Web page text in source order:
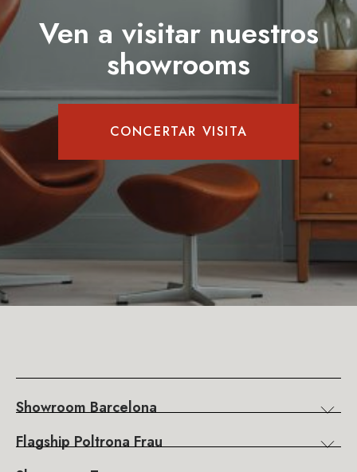
Ven a visitar nuestros
showrooms
CONCERTAR VISITA
Showroom Barcelona
Flagship Poltrona Frau